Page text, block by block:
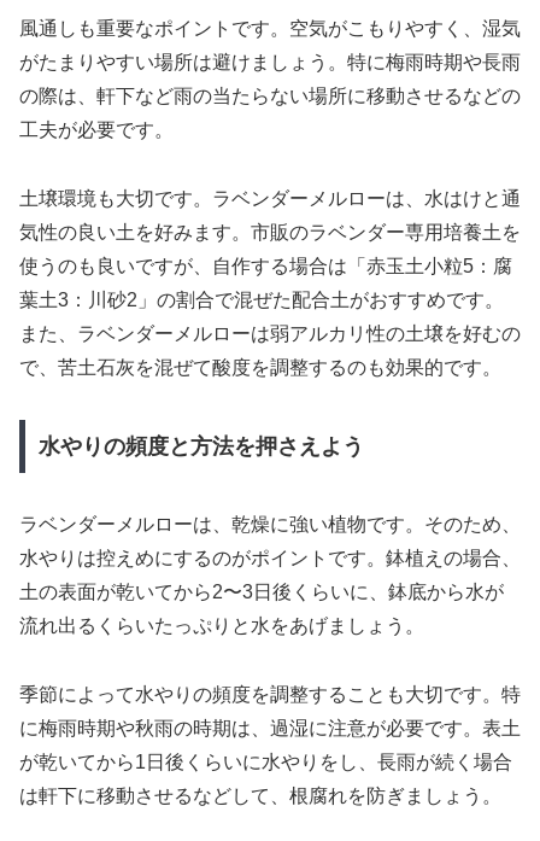
風通しも重要なポイントです。空気がこもりやすく、湿気
がたまりやすい場所は避けましょう。特に梅雨時期や長雨
の際は、軒下など雨の当たらない場所に移動させるなどの
工夫が必要です。
土壌環境も大切です。ラベンダーメルローは、水はけと通
気性の良い土を好みます。市販のラベンダー専用培養土を
使うのも良いですが、自作する場合は「赤玉土小粒5：腐
葉土3：川砂2」の割合で混ぜた配合土がおすすめです。
また、ラベンダーメルローは弱アルカリ性の土壌を好むの
で、苦土石灰を混ぜて酸度を調整するのも効果的です。
水やりの頻度と方法を押さえよう
ラベンダーメルローは、乾燥に強い植物です。そのため、
水やりは控えめにするのがポイントです。鉢植えの場合、
土の表面が乾いてから2〜3日後くらいに、鉢底から水が
流れ出るくらいたっぷりと水をあげましょう。
季節によって水やりの頻度を調整することも大切です。特
に梅雨時期や秋雨の時期は、過湿に注意が必要です。表土
が乾いてから1日後くらいに水やりをし、長雨が続く場合
は軒下に移動させるなどして、根腐れを防ぎましょう。